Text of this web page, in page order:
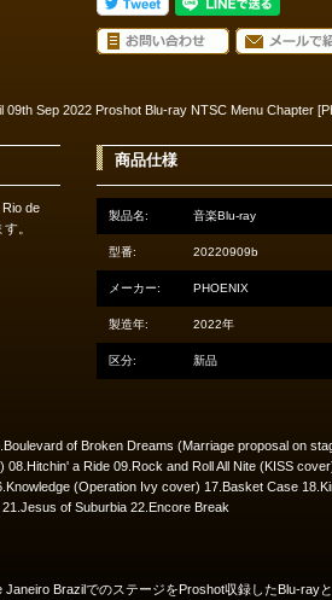
Sep 2022 Proshot Blu-ray NTSC Menu Chapter
de
。
商品仕様
製品名: 音楽Blu-ray
型番: 20220909b
メーカー: PHOENIX
製造年: 2022年
区分: 新品
of Broken Dreams (Marriage proposal on
a Ride 09.Rock and Roll All Nite (KISS
(Operation Ivy cover) 17.Basket Case
of Suburbia 22.Encore Break
BrazilでのステージをProshot収録したBlu-ray